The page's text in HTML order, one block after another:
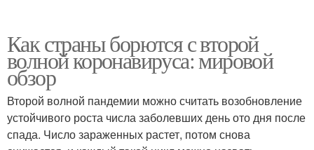
Как страны борются с второй
волной коронавируса: мировой
обзор
Второй волной пандемии можно считать возобновление
устойчивого роста числа заболевших день ото дня после
спада. Число зараженных растет, потом снова